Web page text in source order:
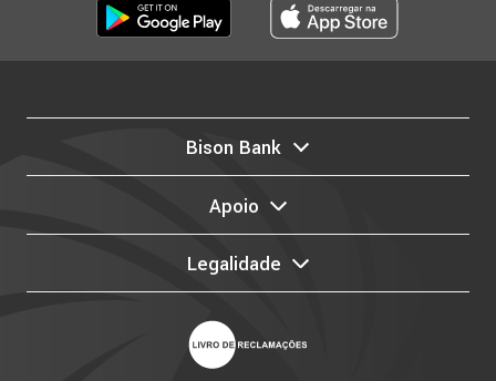
Bison Bank
Apoio
Legalidade